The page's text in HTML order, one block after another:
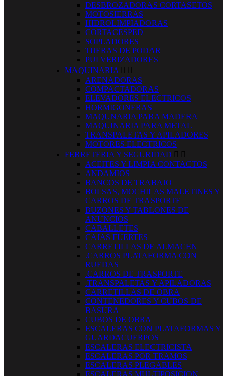
DESBROZADORAS CORTASETOS
MOTOSIERRAS
HIDROLIMPIADORAS
CORTACESPED
SOPLADORES
TIJERAS DE PODAR
PULVERIZADORES
MAQUINARIA  
ARENADORAS
COMPACTADORAS
ELEVADORES ELECTRICOS
HORMIGONERAS
MAQUNARIA PARA MADERA
MAQUINARIA PARA METAL
TRANSPALETAS Y APILADORES
MOTORES ELECTRICOS
FERRETERIA Y SEGURIDAD  
ACEITES Y LIMPIA CONTACTOS
ANDAMIOS
BANCOS DE TRABAJO
BOLSAS, MOCHILAS MALETINES Y
CARROS DE TRASPORTE
BUZONES Y TABLONES DE
ANUNCIOS
CABALLETES
CAJAS FUERTES
CARRETILLAS DE ALMACEN
.CARROS PLATAFORMA CON
RUEDAS
.CARROS DE TRASPORTE
.TRANSPALETAS Y APILADORAS
CARRETILLAS DE OBRA
CONTENEDORES Y CUBOS DE
BASURA
CUBOS DE OBRA
ESCALERAS CON PLATAFORMAS Y
GUARDACUERPOS
ESCALERAS ELECTRICISTA
ESCALERAS POR TRAMOS
ESCALERAS PLEGABLES
ESCALERAS MULTIPOSICION